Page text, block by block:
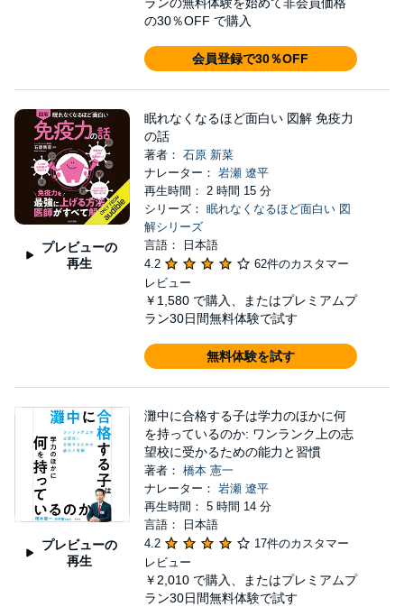
の30％OFF で購入
会員登録で30％OFF
プレビューの
再生
眠れなくなるほど面白い 図解 免疫力
の話
著者： 石原 新菜
ナレーター： 岩瀬 遼平
再生時間： 2 時間 15 分
シリーズ： 眠れなくなるほど面白い 図
解シリーズ
言語： 日本語
4.2
62件のカスタマー
レビュー
￥1,580 で購入、またはプレミアムプ
ラン30日間無料体験で試す
無料体験を試す
プレビューの
再生
灘中に合格する子は学力のほかに何
を持っているのか: ワンランク上の志
望校に受かるための能力と習慣
著者： 橋本 憲一
ナレーター： 岩瀬 遼平
再生時間： 5 時間 14 分
言語： 日本語
4.2
17件のカスタマー
レビュー
￥2,010 で購入、またはプレミアムプ
ラン30日間無料体験で試す